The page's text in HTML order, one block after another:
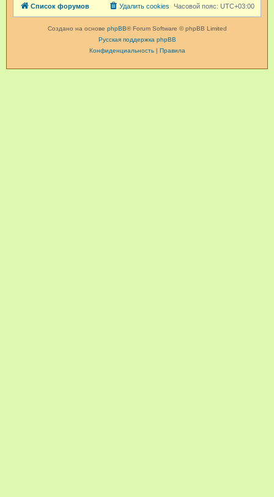
Список форумов Часовой пояс: UTC+03:00
Удалить cookies
Создано на основе phpBB® Forum Software © phpBB Limited
Русская поддержка phpBB
Конфиденциальность| Правила